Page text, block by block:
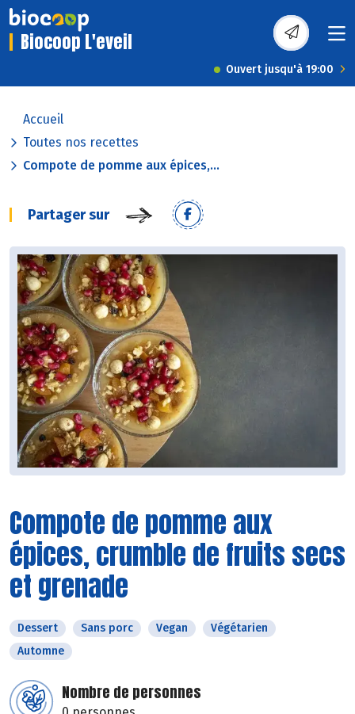
Biocoop L'eveil
Ouvert jusqu'à 19:00
Accueil
Toutes nos recettes
Compote de pomme aux épices,...
Partager sur
Compote de pomme aux
épices, crumble de fruits secs
et grenade
Dessert Sans porc Vegan
Végétarien
Automne
Nombre de personnes